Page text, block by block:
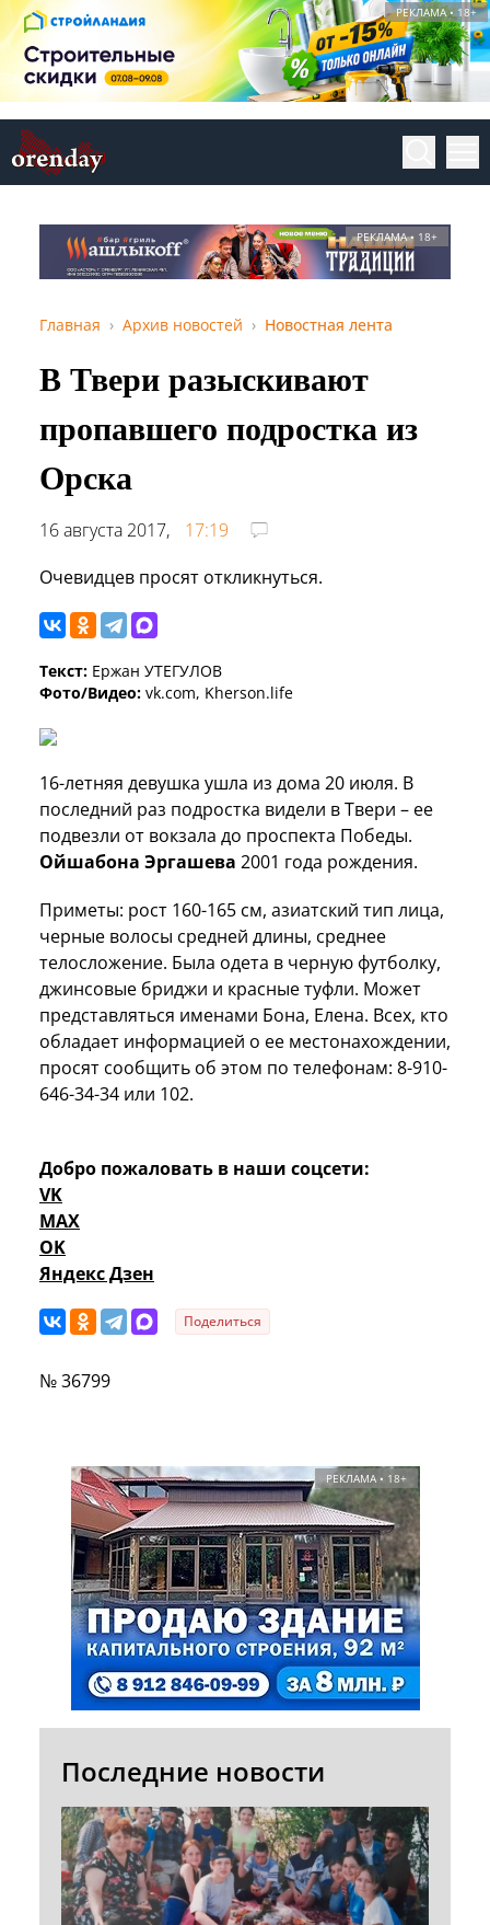
РЕКЛАМА • 18+
РЕКЛАМА • 18+
Главная Архив новостей Новостная лента
В Твери разыскивают
пропавшего подростка из
Орска
16 августа 2017,
17:19
Очевидцев просят откликнуться.
Текст: Ержан УТЕГУЛОВ
Фото/Видео: vk.com, Kherson.life
16-летняя девушка ушла из дома 20 июля. В
последний раз подростка видели в Твери – ее
подвезли от вокзала до проспекта Победы.
Ойшабона Эргашева 2001 года рождения.
Приметы: рост 160-165 см, азиатский тип лица,
черные волосы средней длины, среднее
телосложение. Была одета в черную футболку,
джинсовые бриджи и красные туфли. Может
представляться именами Бона, Елена. Всех, кто
обладает информацией о ее местонахождении,
просят сообщить об этом по телефонам: 8-910-
646-34-34 или 102.
Добро пожаловать в наши соцсети:
VK
MAX
OK
Яндекс Дзен
Поделиться
№ 36799
РЕКЛАМА • 18+
Последние новости